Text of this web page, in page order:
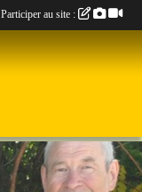
Participer au site :